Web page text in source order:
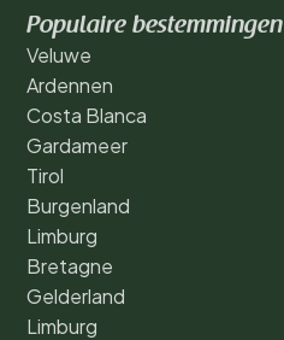
Populaire bestemmingen
Veluwe
Ardennen
Costa Blanca
Gardameer
Tirol
Burgenland
Limburg
Bretagne
Gelderland
Limburg